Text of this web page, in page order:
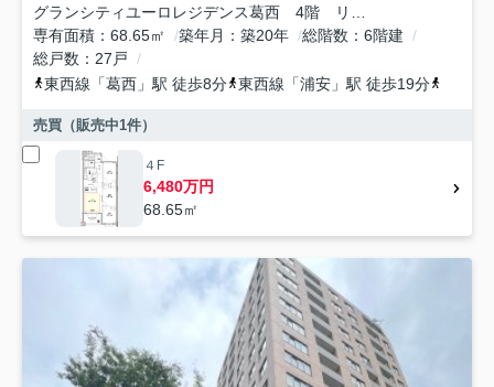
グランシティユーロレジデンス葛西 4階 リ フォーム済
専有面積
68.65㎡ 築年月 築20年 総階数
6階建
総戸数
27戸
東西線 「葛西 」駅 徒歩8分 東西線 「浦安 」駅 徒歩19分
売買（販売中1件）
４F
6,480万円
68.65㎡